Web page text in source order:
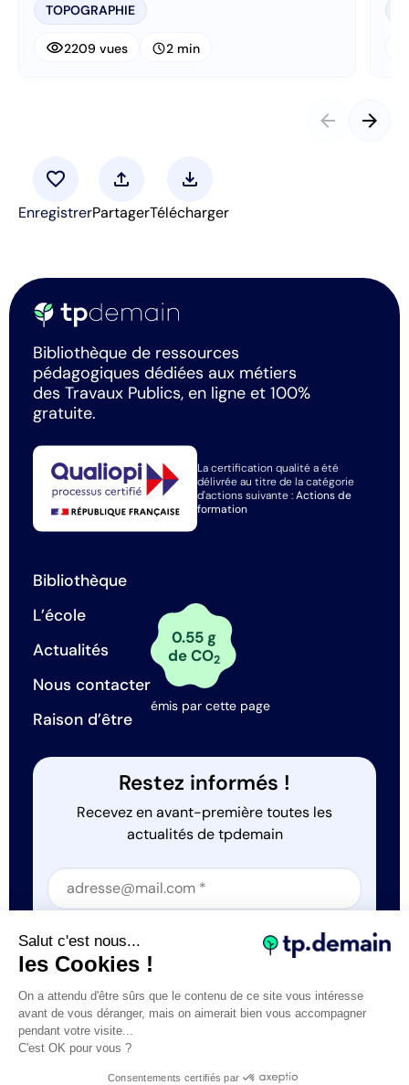
TOPOGRAPHIE
visibility2209 vues schedule2 min
arrow_back arrow_forward
favorite
Enregistrer
upload
Partager
download
Télécharger
Bibliothèque de ressources
pédagogiques dédiées aux métiers
des Travaux Publics, en ligne et 100%
gratuite.
La certification qualité a été
délivrée au titre de la catégorie
d'actions suivante :Actions de
formation
Bibliothèque
L’école
Actualités
Nous contacter
Raison d’être
0.55 g
de CO2
émis par cette page
Restez informés !
Recevez en avant-première toutes les
actualités de tpdemain
Section
Section
J'accepte que tp.demain utilise mes informations
Tous droits réservés © tp.demain 2026Mentions légales
Salut c'est nous...
les Cookies !
On a attendu d'être sûrs que le contenu de ce site vous intéresse
avant de vous déranger, mais on aimerait bien vous accompagner
pendant votre visite...
C'est OK pour vous ?
Consentements certifiés par